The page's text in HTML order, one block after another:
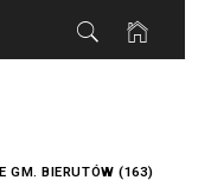
GM. BIERUTÓW (163)